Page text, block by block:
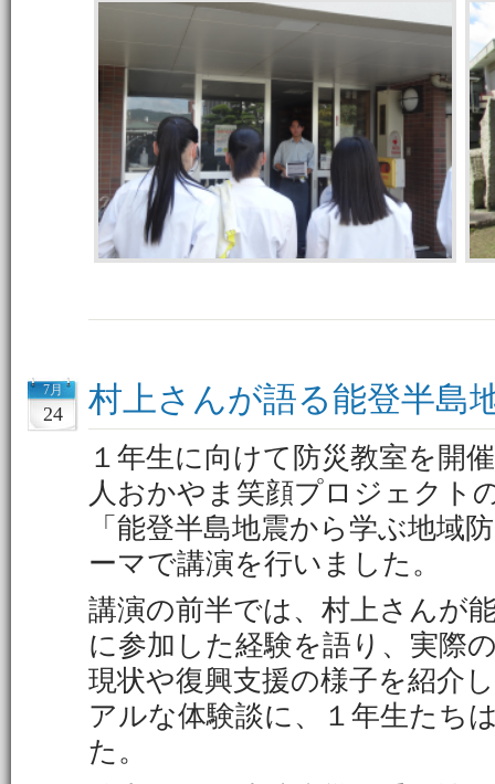
7月
24 村上さんが語る能登半島
１年生に向けて防災教室を開
人おかやま笑顔プロジェクト
「能登半島地震から学ぶ地域
ーマで講演を行いました。
講演の前半では、村上さんが
に参加した経験を語り、実際
現状や復興支援の様子を紹介
アルな体験談に、１年生たち
た。